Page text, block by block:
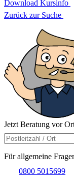
Download Kursinfo
Zurück zur Suche
Jetzt Beratung vor
Für allgemeine
0800 5015699